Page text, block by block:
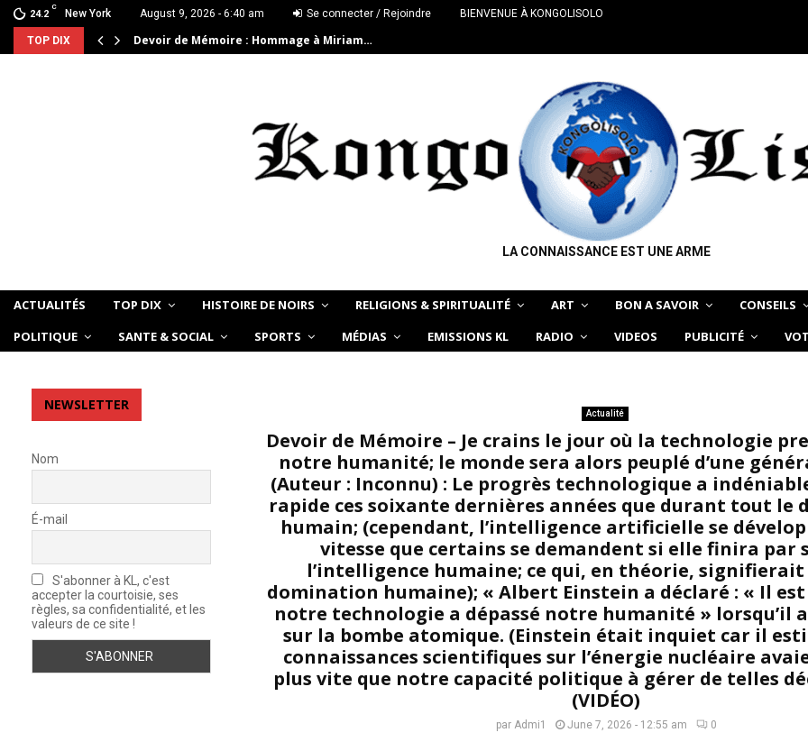
24.2
C
New York August 9, 2026 - 6:40 am Se connecter / Rejoindre BIENVENUE À KONGOLISOLO
TOP DIX Devoir de Mémoire : Hommage à Miriam…
LA CONNAISSANCE EST UNE ARME
ACTUALITÉS TOP DIX HISTOIRE DE NOIRS RELIGIONS & SPIRITUALITÉ ART BON A SAVOIR CONSEILS
POLITIQUE
SANTE & SOCIAL SPORTS MÉDIAS EMISSIONS KL RADIO VIDEOS PUBLICITÉ
Actualité
Devoir de Mémoire – Je crains le jour où la technologie
notre humanité; le monde sera alors peuplé d’une
(Auteur : Inconnu) : Le progrès technologique a
rapide ces soixante dernières années que durant tout le
humain; (cependant, l’intelligence artificielle se
vitesse que certains se demandent si elle finira par
l’intelligence humaine; ce qui, en théorie,
domination humaine); « Albert Einstein a déclaré : « Il
notre technologie a dépassé notre humanité » lorsqu’il
sur la bombe atomique. (Einstein était inquiet car il
connaissances scientifiques sur l’énergie nucléaire
plus vite que notre capacité politique à gérer de telles
(VIDÉO)
par Admi1 June 7, 2026 - 12:55 am 0
NEWSLETTER
Nom
É-mail
S'abonner à KL, c'est
accepter la courtoisie, ses
règles, sa confidentialité, et les
valeurs de ce site !